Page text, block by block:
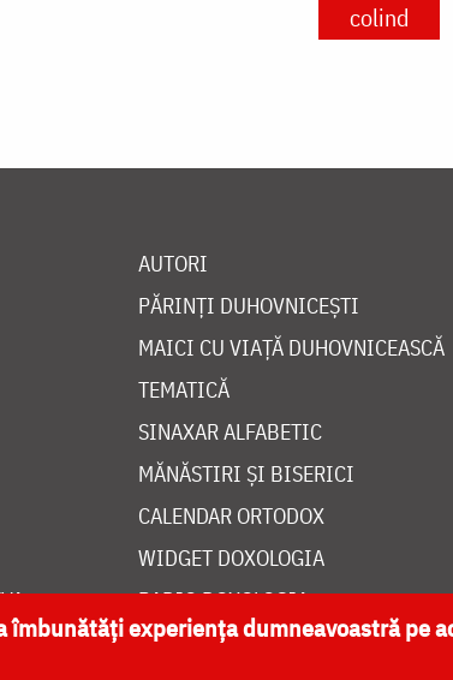
colind
AUTORI
PĂRINȚI DUHOVNICEȘTI
MAICI CU VIAȚĂ DUHOVNICEASCĂ
TEMATICĂ
SINAXAR ALFABETIC
MĂNĂSTIRI ȘI BISERICI
CALENDAR ORTODOX
WIDGET DOXOLOGIA
RADIO DOXOLOGIA
îmbunătăți experiența dumneavoastră pe